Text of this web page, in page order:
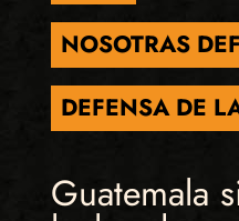
NOSOTRAS
DEFENSA DE
Guatemala